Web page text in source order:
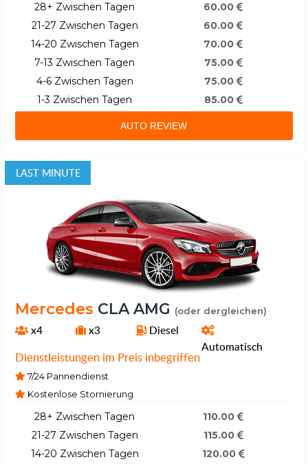
28+ Zwischen Tagen
21-27 Zwischen Tagen
14-20 Zwischen Tagen
7-13 Zwischen Tagen
4-6 Zwischen Tagen
1-3 Zwischen Tagen
60.00
60.00
70.00
75.00
75.00
85.00
AUTO REVIEW
LAST MINUTE
Mercedes CLA AMG (oder dergleichen)
x4 x3
Diesel
Automatisch
Dienstleistungen im Preis inbegriffen
7/24 Pannendienst
Kostenlose Stornierung
28+ Zwischen Tagen
21-27 Zwischen Tagen
14-20 Zwischen Tagen
110.00
115.00
120.00